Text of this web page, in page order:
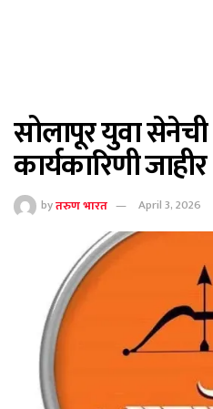
सोलापूर युवा
कार्यकारिणी जाहीर
byतरुण भारत April 3, 2026